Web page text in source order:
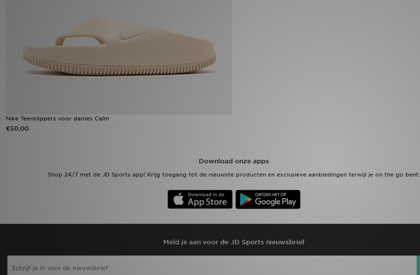
Nike Teenslippers voor dames Calm
€50,00
Download onze apps
Shop 24/7 met de JD Sports app! Krijg toegang tot de nieuwste producten en exclusieve aanbiedingen terwijl je on the go bent.
Meld je aan voor de JD Sports nieuwsbrief
Bestelling Traceren
Mijn JD